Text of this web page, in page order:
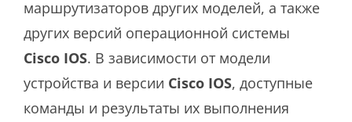
маршрутизаторов других моделей, а также
других версий операционной системы
Cisco IOS. В зависимости от модели
устройства и версии Cisco IOS, доступные
команды и результаты их выполнения